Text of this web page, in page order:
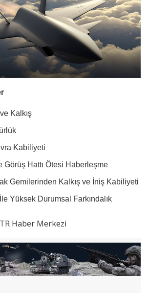
Kalkış
Kabiliyeti
Görüş Hattı Ötesi Haberleşme
Gemilerinden Kalkış ve İniş Kabiliyeti
Yüksek Durumsal Farkındalık
Haber Merkezi